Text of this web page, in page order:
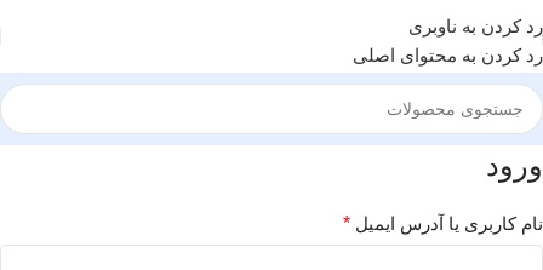
رد کردن به ناوبری
رد کردن به محتوای اصلی
ورود
نام کاربری یا آدرس ایمیل *